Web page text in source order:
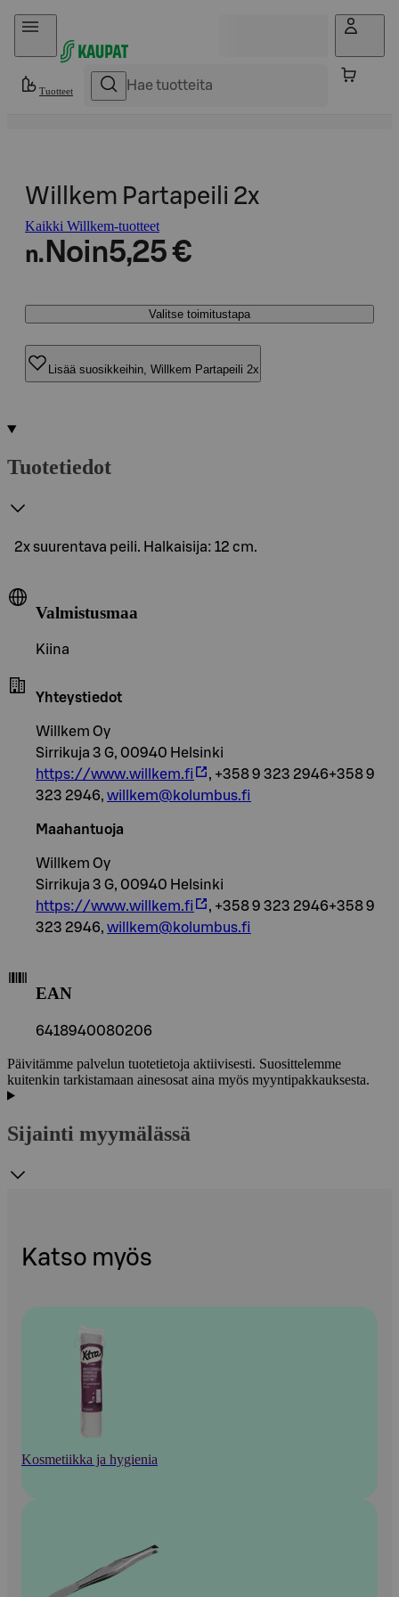
Hyppää sisältöön
Tuotteet
Willkem Partapeili 2x
Kaikki Willkem-tuotteet
n. Noin5,25 €
Valitse toimitustapa
Lisää suosikkeihin, Willkem Partapeili 2x
Tuotetiedot
2x suurentava peili. Halkaisija: 12 cm.
Valmistusmaa
Kiina
Yhteystiedot
Willkem Oy
Sirrikuja 3 G, 00940 Helsinki
https://www.willkem.fi
, +358 9 323 2946+358 9
323 2946, willkem@kolumbus.fi
Maahantuoja
Willkem Oy
Sirrikuja 3 G, 00940 Helsinki
https://www.willkem.fi
, +358 9 323 2946+358 9
323 2946, willkem@kolumbus.fi
EAN
6418940080206
Päivitämme palvelun tuotetietoja aktiivisesti. Suosittelemme
kuitenkin tarkistamaan ainesosat aina myös myyntipakkauksesta.
Sijainti myymälässä
Katso myös
Kosmetiikka ja hygienia